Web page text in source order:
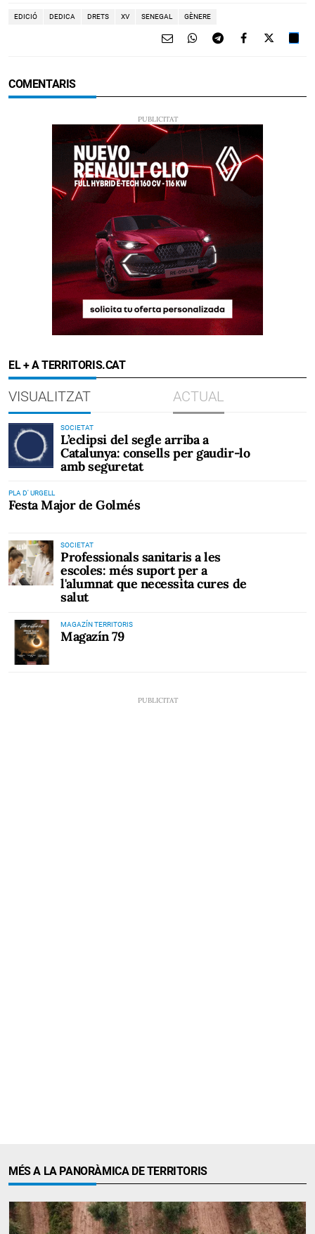
EDICIÓ DEDICA DRETS XV SENEGAL GÈNERE
COMENTARIS
EL + A TERRITORIS.CAT
VISUALITZAT ACTUAL
SOCIETAT
L’eclipsi del segle arriba a
Catalunya: consells per gaudir-lo
amb seguretat
PLA D' URGELL
Festa Major de Golmés
SOCIETAT
Professionals sanitaris a les
escoles: més suport per a
l'alumnat que necessita cures de
salut
MAGAZÍN TERRITORIS
Magazín 79
MÉS A LA PANORÀMICA DE TERRITORIS